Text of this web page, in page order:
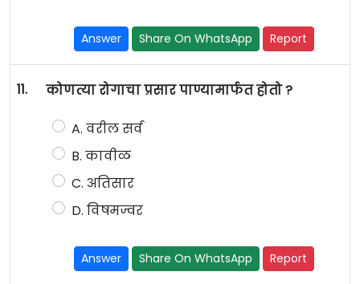
Answer Share On WhatsApp Report
11. कोणत्या रोगाचा प्रसार पाण्यामार्फत होतो ?
A. वरील सर्व
B. कावीळ
C. अतिसार
D. विषमज्वर
Answer Share On WhatsApp Report